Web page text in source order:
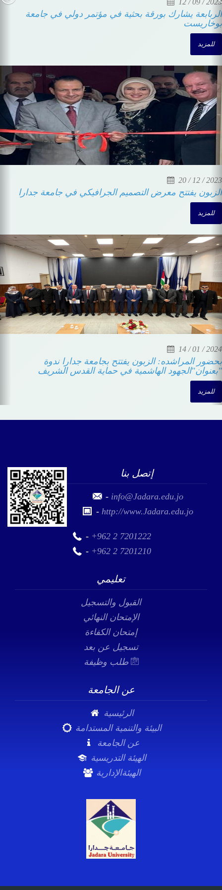
04 / 02 / 2024
وفد من جامعة جدارا برئاسة الزبون يلتقي السفير
الأندونيسي في عمّان
للمزيد
20 / 03 / 2024
جامعة جدارا تستضيف المؤتمر العلمي الدولي
التاسع"قضايا الآداب واللغة والفنون والإعلام ومستجدات
للمزيد
20 / 04 / 2024
المؤتمر العلمي الدولي التاسع حول قضايا الآداب واللغة
والفنون والإعلام يلتئم الأسبوع المقبل في جدارا إربد /
الأسبوع المقبل المؤتمر العلمي الدولي التاسع بعنوان"
إتصل بنا
- info@Jadara.edu.jo
- http://www.Jadara.edu.jo
- +962 2 7201222
- +962 2 7201210
تعليمي
القبول والتسجيل
الإمتحان النهائي
إمتحان الكفاءة
تسجيل عن بعد
عن الجامعة
الرئيسية
البيئة والتنمية المستدامة
عن الجامعة
الهيئة التدريسية
الهيئةالإدارية